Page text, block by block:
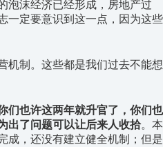
泡沫经济已经形成，房地产过
一定要意识到这一点，因为这些
机制。这些都是我们过去不能想
们也许这两年就升官了，你们也
出了问题可以让后来人收拾。本
成，还没有建立健全机制；但是